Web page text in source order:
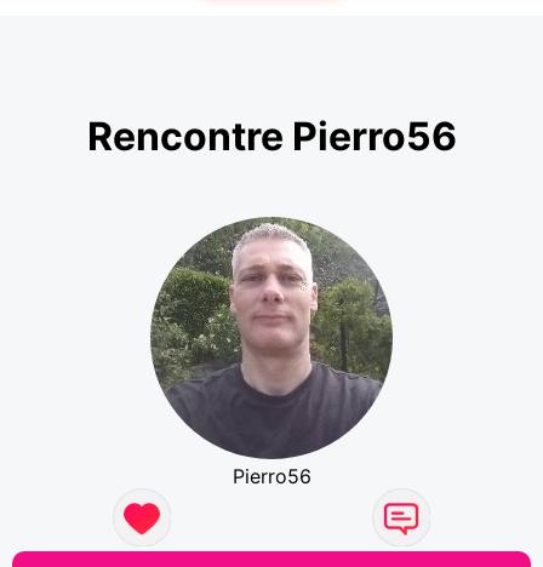
Rencontre Pierro56
Pierro56